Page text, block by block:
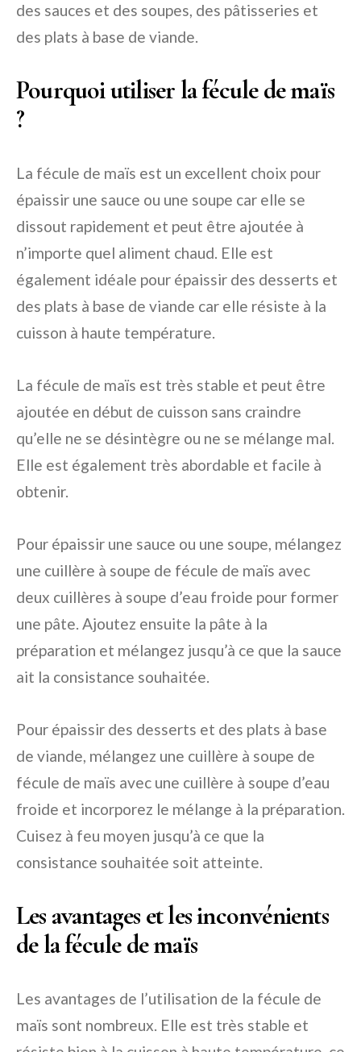
des sauces et des soupes, des pâtisseries et
des plats à base de viande.
Pourquoi utiliser la fécule de maïs
?
La fécule de maïs est un excellent choix pour
épaissir une sauce ou une soupe car elle se
dissout rapidement et peut être ajoutée à
n’importe quel aliment chaud. Elle est
également idéale pour épaissir des desserts et
des plats à base de viande car elle résiste à la
cuisson à haute température.
La fécule de maïs est très stable et peut être
ajoutée en début de cuisson sans craindre
qu’elle ne se désintègre ou ne se mélange mal.
Elle est également très abordable et facile à
obtenir.
Pour épaissir une sauce ou une soupe, mélangez
une cuillère à soupe de fécule de maïs avec
deux cuillères à soupe d’eau froide pour former
une pâte. Ajoutez ensuite la pâte à la
préparation et mélangez jusqu’à ce que la sauce
ait la consistance souhaitée.
Pour épaissir des desserts et des plats à base
de viande, mélangez une cuillère à soupe de
fécule de maïs avec une cuillère à soupe d’eau
froide et incorporez le mélange à la préparation.
Cuisez à feu moyen jusqu’à ce que la
consistance souhaitée soit atteinte.
Les avantages et les inconvénients
de la fécule de maïs
Les avantages de l’utilisation de la fécule de
maïs sont nombreux. Elle est très stable et